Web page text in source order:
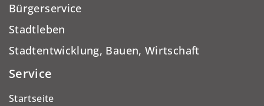
Bürgerservice
Stadtleben
Stadtentwicklung, Bauen, Wirtschaft
Service
Startseite